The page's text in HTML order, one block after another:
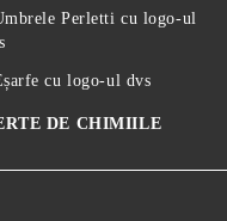
Perletti cu logo-ul
cu logo-ul dvs
DE CHIMIILE